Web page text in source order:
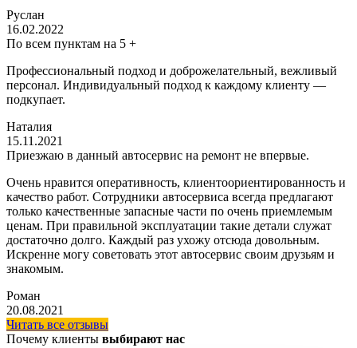
Руслан
16.02.2022
По всем пунктам на 5 +
Профессиональный подход и доброжелательный, вежливый
персонал. Индивидуальный подход к каждому клиенту —
подкупает.
Наталия
15.11.2021
Приезжаю в данный автосервис на ремонт не впервые.
Очень нравится оперативность, клиентоориентированность и
качество работ. Сотрудники автосервиса всегда предлагают
только качественные запасные части по очень приемлемым
ценам. При правильной эксплуатации такие детали служат
достаточно долго. Каждый раз ухожу отсюда довольным.
Искренне могу советовать этот автосервис своим друзьям и
знакомым.
Роман
20.08.2021
Читать все отзывы
Почему клиенты выбирают нас